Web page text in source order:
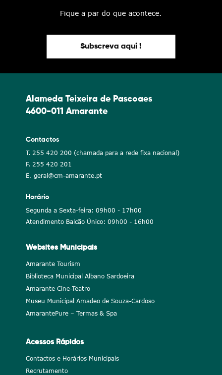
Fique a par do que acontece.
Subscreva aqui !
Alameda Teixeira de Pascoaes
4600-011 Amarante
Contactos
T. 255 420 200 (chamada para a rede fixa nacional)
F. 255 420 201
E. geral@cm-amarante.pt
Horário
Segunda a Sexta-feira: 09h00 - 17h00
Atendimento Balcão Único: 09h00 - 16h00
Websites Municipais
Amarante Tourism
Biblioteca Municipal Albano Sardoeira
Amarante Cine-Teatro
Museu Municipal Amadeo de Souza-Cardoso
AmarantePure – Termas & Spa
Acessos Rápidos
Contactos e Horários Municipais
Recrutamento